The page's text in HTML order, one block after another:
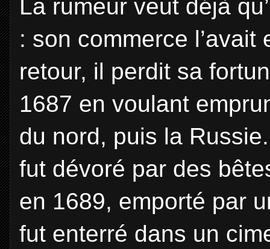
La rumeur veut déjà
: son commerce
retour, il perdit sa
1687 en voulant
du nord, puis la
fut dévoré par des
en 1689, emporté par
fut enterré dans un